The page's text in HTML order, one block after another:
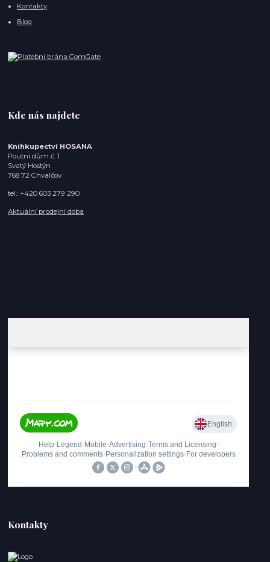
Kontakty
Blog
Kde nás najdete
Knihkupectví HOSANA
Poutní dům č. 1
Svatý Hostýn
768 72 Chvalčov
tel.: +420 603 279 290
Aktuální prodejní doba
Kontakty